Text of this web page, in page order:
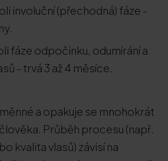
involuční (přechodná) fáze -
fáze odpočinku, odumírání a
- trvá 3 až 4 měsíce.
a opakuje se mnohokrát
Průběh procesu (např.
kvalita vlasů) závisí na